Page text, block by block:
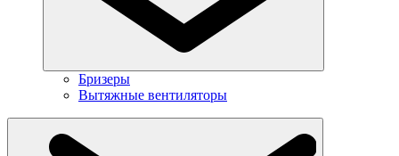
Бризеры
Вытяжные вентиляторы